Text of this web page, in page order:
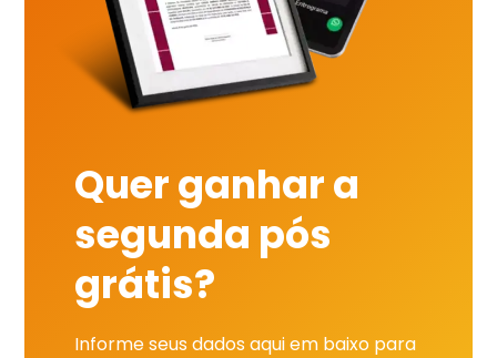
Quer ganhar a
segunda pós
grátis?
Informe seus dados aqui em baixo para